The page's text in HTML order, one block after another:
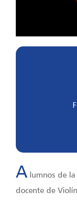
A lumnos de
docente de